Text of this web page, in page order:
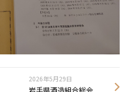
2026年5月29日